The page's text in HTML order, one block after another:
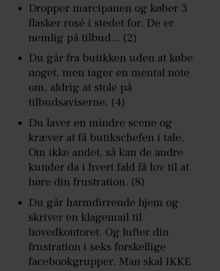
Dropper marcipanen og køber 3
flasker rosé i stedet for. De er
nemlig på tilbud... (2)
Du går fra butikken uden at købe
noget, men tager en mental note
om, aldrig at stole på
tilbudsaviserne. (4)
Du laver en mindre scene og
kræver at få butikschefen i tale.
Om ikke andet, så kan de andre
kunder da i hvert fald få lov til at
høre din frustration. (8)
Du går harmdirrende hjem og
skriver en klagemail til
hovedkontoret. Og lufter din
frustration i seks forskellige
facebookgrupper. Man skal IKKE